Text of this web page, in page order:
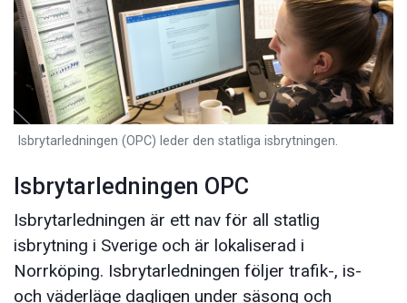
Isbrytarledningen (OPC) leder den statliga isbrytningen.
Isbrytarledningen OPC
Isbrytarledningen är ett nav för all statlig
isbrytning i Sverige och är lokaliserad i
Norrköping. Isbrytarledningen följer trafik-, is-
och väderläge dagligen under säsong och